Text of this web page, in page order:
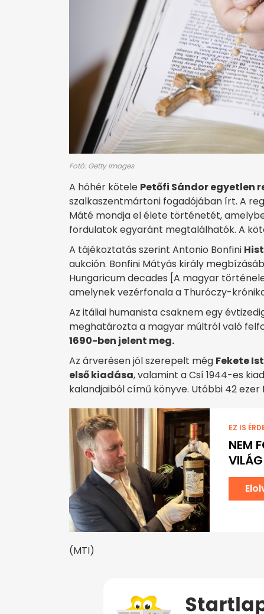
Fotó: Getty Images
A hóhér kötele Petőfi Sándor egyetlen
szalkaszentmártoni fogadójában írt. A
Máté mondja el élete történetét,
fordulatok egyaránt megtalálhatók. A
A tájékoztatás szerint Antonio Bonfini
aukción. Bonfini Mátyás király
Hungaricum decades [A magyar
amelynek vezérfonala a Thuróczy-
Az itáliai humanista csaknem egy
meghatározta a magyar múltról való
1690-ben jelent meg.
Az árverésen jól szerepelt még Fekete
első kiadása, valamint a Csí 1944-es
kalandjaiból című könyve. Utóbbi 42
EZ IS
NEM
(MTI)